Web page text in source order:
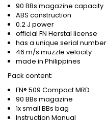
90 BBs magazine capacity
ABS construction
0.2 J power
official FN Herstal license
has a unique serial number
46 m/s muzzle velocity
made in Philippines
Pack content:
FN® 509 Compact MRD
90 BBs magazine
1x small BBs bag
Instruction Manual